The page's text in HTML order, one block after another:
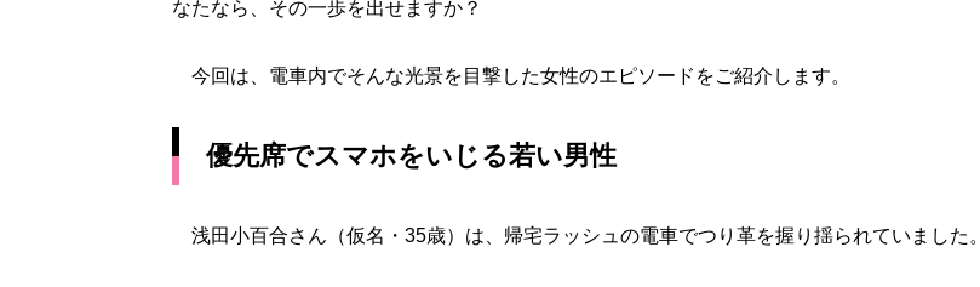
なたなら、その一歩を出せますか？
今回は、電車内でそんな光景を目撃した女性のエピソードをご紹介します。
優先席でスマホをいじる若い男性
浅田小百合さん（仮名・35歳）は、帰宅ラッシュの電車でつり革を握り揺られていました。